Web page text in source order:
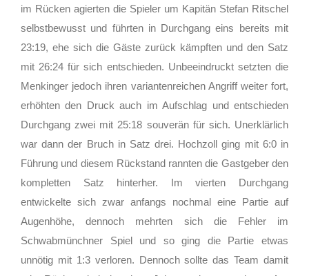
im Rücken agierten die Spieler um Kapitän Stefan Ritschel
selbstbewusst und führten in Durchgang eins bereits mit
23:19, ehe sich die Gäste zurück kämpften und den Satz
mit 26:24 für sich entschieden. Unbeeindruckt setzten die
Menkinger jedoch ihren variantenreichen Angriff weiter fort,
erhöhten den Druck auch im Aufschlag und entschieden
Durchgang zwei mit 25:18 souverän für sich. Unerklärlich
war dann der Bruch in Satz drei. Hochzoll ging mit 6:0 in
Führung und diesem Rückstand rannten die Gastgeber den
kompletten Satz hinterher. Im vierten Durchgang
entwickelte sich zwar anfangs nochmal eine Partie auf
Augenhöhe, dennoch mehrten sich die Fehler im
Schwabmünchner Spiel und so ging die Partie etwas
unnötig mit 1:3 verloren. Dennoch sollte das Team damit